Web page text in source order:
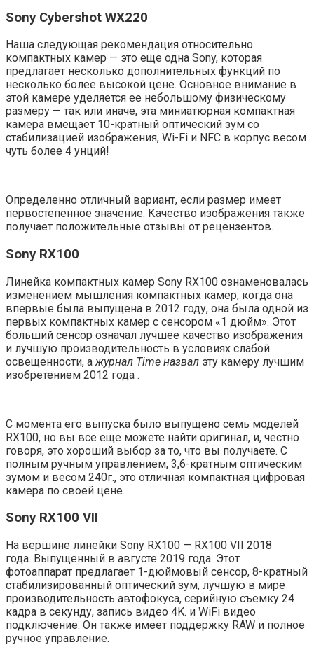
Sony Cybershot WX220
Наша следующая рекомендация относительно
компактных камер — это еще одна Sony, которая
предлагает несколько дополнительных функций по
несколько более высокой цене. Основное внимание в
этой камере уделяется ее небольшому физическому
размеру — так или иначе, эта миниатюрная компактная
камера вмещает 10-кратный оптический зум со
стабилизацией изображения, Wi-Fi и NFC в корпус весом
чуть более 4 унций!
Определенно отличный вариант, если размер имеет
первостепенное значение. Качество изображения также
получает положительные отзывы от рецензентов.
Sony RX100
Линейка компактных камер Sony RX100 ознаменовалась
изменением мышления компактных камер, когда она
впервые была выпущена в 2012 году, она была одной из
первых компактных камер с сенсором «1 дюйм». Этот
больший сенсор означал лучшее качество изображения
и лучшую производительность в условиях слабой
освещенности, а журнал Time назвал эту камеру лучшим
изобретением 2012 года .
С момента его выпуска было выпущено семь моделей
RX100, но вы все еще можете найти оригинал, и, честно
говоря, это хороший выбор за то, что вы получаете. С
полным ручным управлением, 3,6-кратным оптическим
зумом и весом 240г., это отличная компактная цифровая
камера по своей цене.
Sony RX100 VII
На вершине линейки Sony RX100 — RX100 VII 2018
года. Выпущенный в августе 2019 года. Этот
фотоаппарат предлагает 1-дюймовый сенсор, 8-кратный
стабилизированный оптический зум, лучшую в мире
производительность автофокуса, серийную съемку 24
кадра в секунду, запись видео 4K. и WiFi видео
подключение. Он также имеет поддержку RAW и полное
ручное управление.